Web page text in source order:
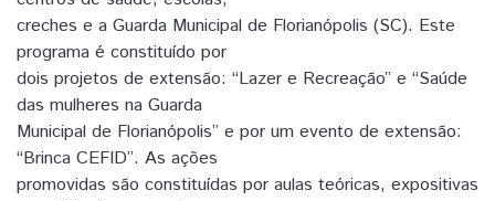
creches e a Guarda Municipal de Florianópolis (SC). Este
programa é constituído por
dois projetos de extensão: “Lazer e Recreação” e “Saúde
das mulheres na Guarda
Municipal de Florianópolis” e por um evento de extensão:
“Brinca CEFID”. As ações
promovidas são constituídas por aulas teóricas, expositivas